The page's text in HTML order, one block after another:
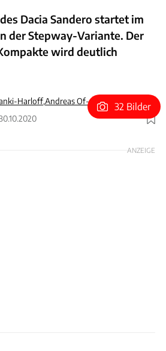
Dacia Sandero startet im
der Stepway-Variante. Der
wird deutlich
Harloff,Andreas Of-Allinger
Foto: Dacia
32 Bilder
ANZEIGE